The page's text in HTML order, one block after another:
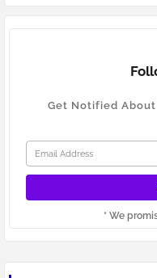
Get Notified
* We